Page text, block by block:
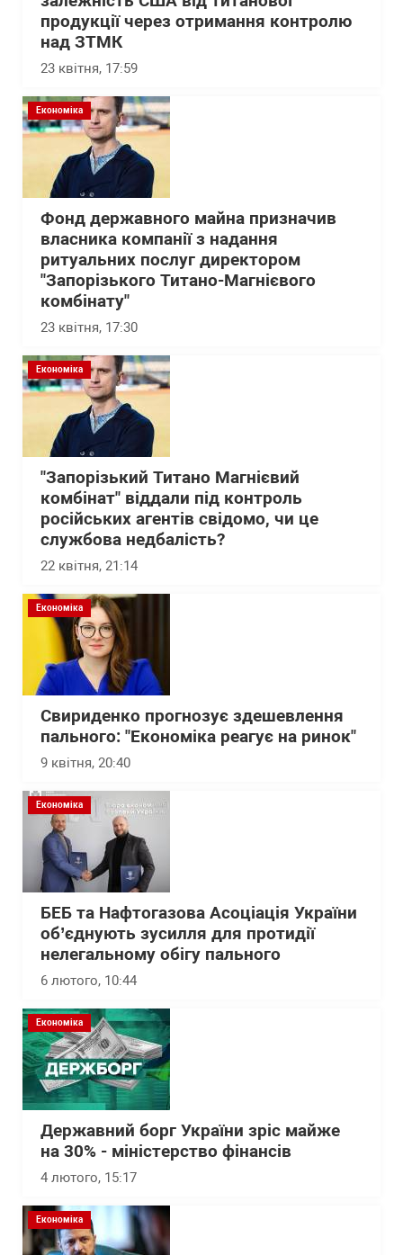
продукції через отримання контролю
над ЗТМК
23 квітня, 17:59
Економіка
Фонд державного майна призначив
власника компанії з надання
ритуальних послуг директором
"Запорізького Титано-Магнієвого
комбінату"
23 квітня, 17:30
Економіка
"Запорізький Титано Магнієвий
комбінат" віддали під контроль
російських агентів свідомо, чи це
службова недбалість?
22 квітня, 21:14
Економіка
Свириденко прогнозує здешевлення
пального: "Економіка реагує на ринок"
9 квітня, 20:40
Економіка
БЕБ та Нафтогазова Асоціація України
об’єднують зусилля для протидії
нелегальному обігу пального
6 лютого, 10:44
Економіка
Державний борг України зріс майже
на 30% - міністерство фінансів
4 лютого, 15:17
Економіка